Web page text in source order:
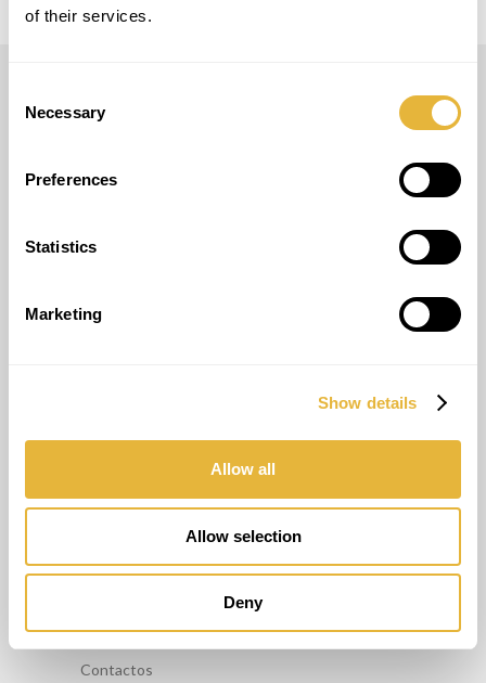
of their services.
Selection
Necessary
Preferences
Statistics
Marketing
Show details
Allow all
Allow selection
Deny
LUSOGOLFE
(Chamada para rede móvel nacional)
Manutenção / Reparação de Minigolfe
Formação
INFORMAÇÕES
FAQ’S
Política de Privacidade
Contactos